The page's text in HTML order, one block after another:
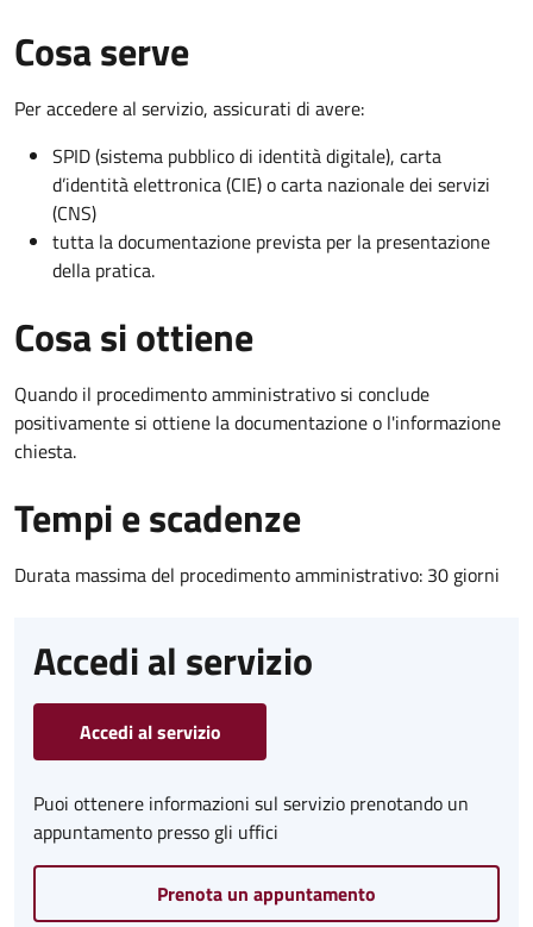
Cosa serve
Per accedere al servizio, assicurati di avere:
SPID (sistema pubblico di identità digitale), carta
d’identità elettronica (CIE) o carta nazionale dei servizi
(CNS)
tutta la documentazione prevista per la presentazione
della pratica.
Cosa si ottiene
Quando il procedimento amministrativo si conclude
positivamente si ottiene la documentazione o l'informazione
chiesta.
Tempi e scadenze
Durata massima del procedimento amministrativo: 30 giorni
Accedi al servizio
Accedi al servizio
Puoi ottenere informazioni sul servizio prenotando un
appuntamento presso gli uffici
Prenota un appuntamento